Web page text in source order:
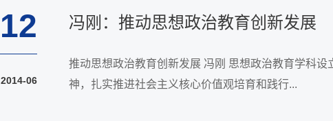
12
2014-06
冯刚：推动思想政治教育创新发展
推动思想政治教育创新发展 冯刚 思想政治教育学科
神，扎实推进社会主义核心价值观培育和践行...